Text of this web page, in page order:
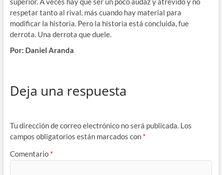
respetar tanto al rival, más cuando hay material para
modificar la historia. Pero la historia está concluida, fue
derrota. Una derrota que duele.
Por: Daniel Aranda
Deja una respuesta
Tu dirección de correo electrónico no será publicada. Los
campos obligatorios están marcados con *
Comentario *